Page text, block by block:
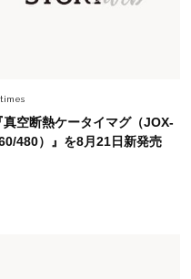
＆サングラス」のトレンド
以外”が新定番に
真空断熱ケータイマグ（JOX-
480）』を8月21日新発売